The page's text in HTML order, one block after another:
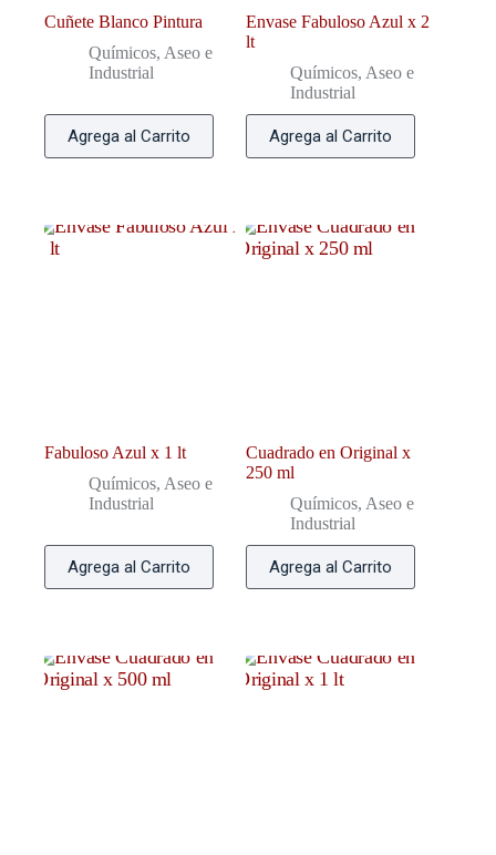
Cuñete Blanco Pintura
Químicos, Aseo e
Industrial
Agrega al Carrito
Envase Fabuloso Azul x 2
lt
Químicos, Aseo e
Industrial
Agrega al Carrito
Fabuloso Azul x 1 lt
Químicos, Aseo e
Industrial
Agrega al Carrito
Cuadrado en Original x
250 ml
Químicos, Aseo e
Industrial
Agrega al Carrito